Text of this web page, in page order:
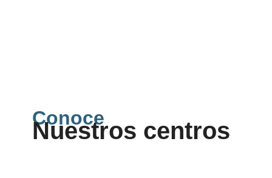
Conoce
Nuestros centros